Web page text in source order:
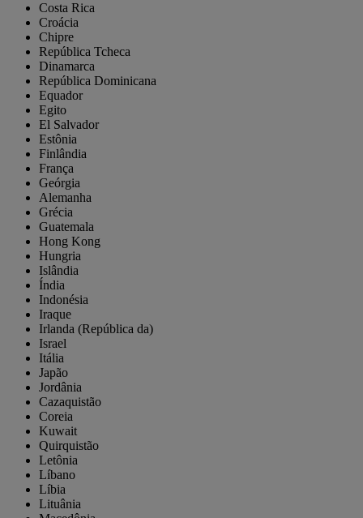
Costa Rica
Croácia
Chipre
República Tcheca
Dinamarca
República Dominicana
Equador
Egito
El Salvador
Estônia
Finlândia
França
Geórgia
Alemanha
Grécia
Guatemala
Hong Kong
Hungria
Islândia
Índia
Indonésia
Iraque
Irlanda (República da)
Israel
Itália
Japão
Jordânia
Cazaquistão
Coreia
Kuwait
Quirquistão
Letônia
Líbano
Líbia
Lituânia